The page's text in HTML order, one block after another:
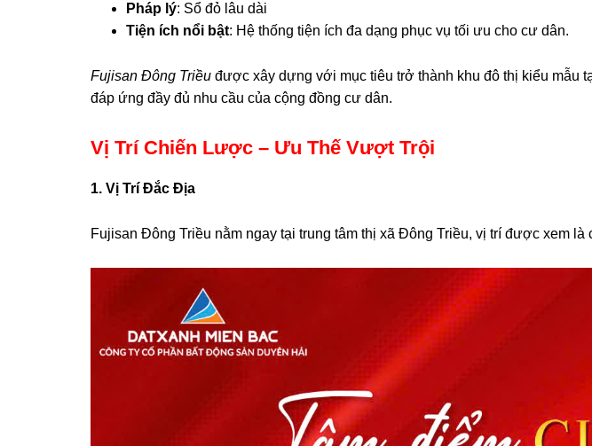
Pháp lý: Sổ đỏ lâu dài
Tiện ích nổi bật: Hệ thống tiện ích đa dạng phục vụ tối ưu cho cư dân.
Fujisan Đông Triều được xây dựng với mục tiêu trở thành khu đô thị kiểu mẫu
đáp ứng đầy đủ nhu cầu của cộng đồng cư dân.
Vị Trí Chiến Lược – Ưu Thế Vượt Trội
1. Vị Trí Đắc Địa
Fujisan Đông Triều nằm ngay tại trung tâm thị xã Đông Triều, vị trí được xem